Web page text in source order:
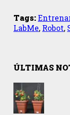
Tags:
LabMe, Robot,
ÚLTIMAS